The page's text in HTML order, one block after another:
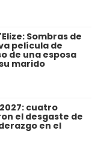
Sombras de
película de
de una esposa
marido
cuatro
el desgaste de
en el